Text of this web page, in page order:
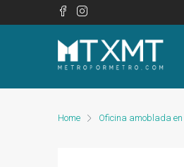
Home Oficina amoblada